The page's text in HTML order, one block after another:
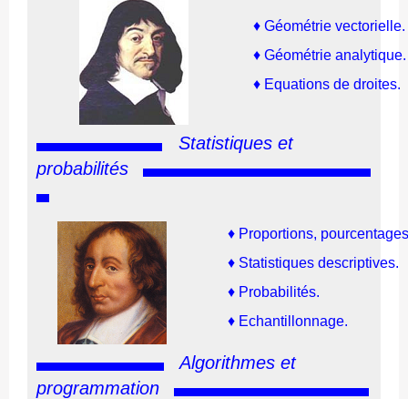
♦ Géométrie vectorielle.
♦ Géométrie analytique.
♦ Equations de droites.
Statistiques et
probabilités
♦ Proportions,
♦ Statistiques descriptives.
♦ Probabilités.
♦ Echantillonnage.
Algorithmes et
programmation